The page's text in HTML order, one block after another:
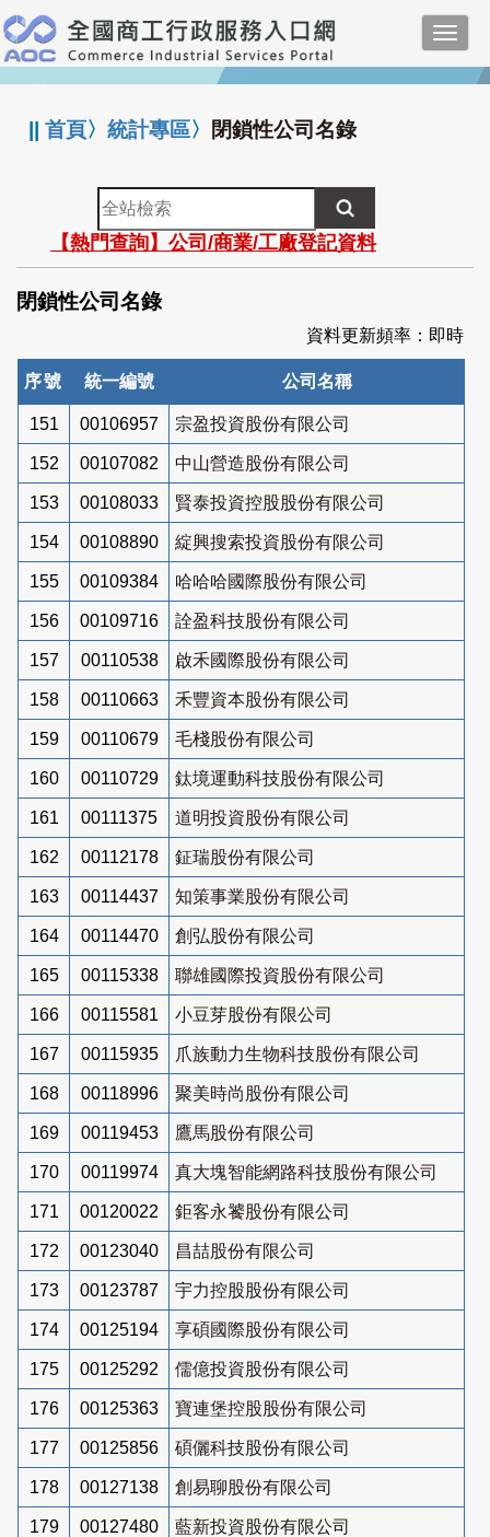
跳
到
主
要
:::
||首頁〉統計專區〉 閉鎖性公司名錄
全
站
檢
索
【熱門查詢】公司/商業/工廠登記資料
閉鎖性公司名錄
資料更新頻率：即時
序號 統一編號 公司名稱
151 00106957 宗盈投資股份有限公司
152 00107082 中山營造股份有限公司
153 00108033 賢泰投資控股股份有限公司
154 00108890 綻興搜索投資股份有限公司
155 00109384 哈哈哈國際股份有限公司
156 00109716 詮盈科技股份有限公司
157 00110538 啟禾國際股份有限公司
158 00110663 禾豐資本股份有限公司
159 00110679 毛棧股份有限公司
160 00110729 鈦境運動科技股份有限公司
161 00111375 道明投資股份有限公司
162 00112178 鉦瑞股份有限公司
163 00114437 知策事業股份有限公司
164 00114470 創弘股份有限公司
165 00115338 聯雄國際投資股份有限公司
166 00115581 小豆芽股份有限公司
167 00115935 爪族動力生物科技股份有限公司
168 00118996 聚美時尚股份有限公司
169 00119453 鷹馬股份有限公司
170 00119974 真大塊智能網路科技股份有限公司
171 00120022 鉅客永饕股份有限公司
172 00123040 昌喆股份有限公司
173 00123787 宇力控股股份有限公司
174 00125194 享碩國際股份有限公司
175 00125292 儒億投資股份有限公司
176 00125363 寶連堡控股股份有限公司
177 00125856 碩儷科技股份有限公司
178 00127138 創易聊股份有限公司
179 00127480 藍新投資股份有限公司